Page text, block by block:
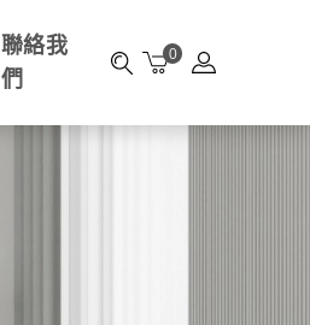
聯絡我
們
0